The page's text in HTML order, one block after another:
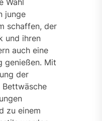
junge
schaffen, der
und ihren
auch eine
genießen. Mit
der
zu einem